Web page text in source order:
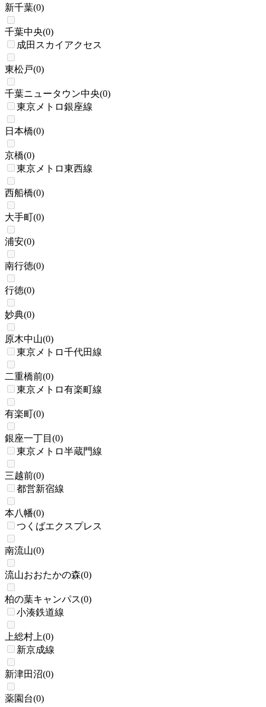
新千葉(0)
千葉中央(0)
成田スカイアクセス
東松戸(0)
千葉ニュータウン中央(0)
東京メトロ銀座線
日本橋(0)
京橋(0)
東京メトロ東西線
西船橋(0)
大手町(0)
浦安(0)
南行徳(0)
行徳(0)
妙典(0)
原木中山(0)
東京メトロ千代田線
二重橋前(0)
東京メトロ有楽町線
有楽町(0)
銀座一丁目 (0)
東京メトロ半蔵門線
三越前(0)
都営新宿線
本八幡(0)
つくばエクスプレス
南流山(0)
流山おおたかの森(0)
柏の葉キャンパス(0)
小湊鉄道線
上総村上(0)
新京成線
新津田沼(0)
薬園台(0)